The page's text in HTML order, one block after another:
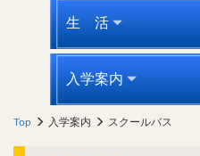
生 活
入学案内
Top 入学案内 スクールバス